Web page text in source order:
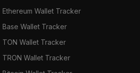
Ethereum Wallet Tracker
Base Wallet Tracker
TON Wallet Tracker
TRON Wallet Tracker